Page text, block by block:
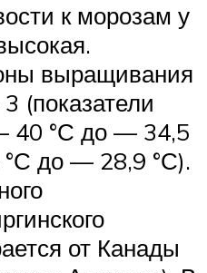
к морозам у
выращивания
(показатели
40 °С до — 34,5
до — 28,9 °С).
от Канады